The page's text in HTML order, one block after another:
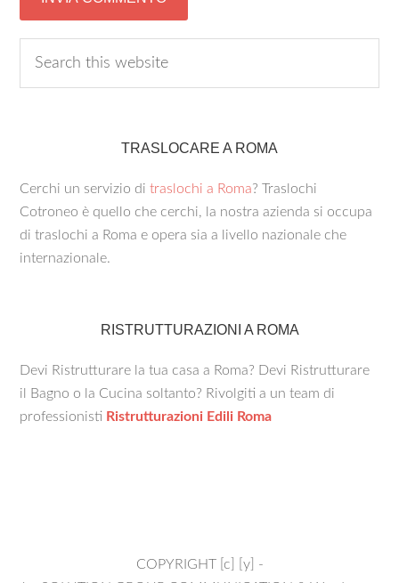
TRASLOCARE A ROMA
Cerchi un servizio ditraslochi a Roma? Traslochi
Cotroneo è quello che cerchi, la nostra azienda si occupa
di traslochi a Roma e opera sia a livello nazionale che
internazionale.
RISTRUTTURAZIONI A ROMA
Devi Ristrutturare la tua casa a Roma? Devi Ristrutturare
il Bagno o la Cucina soltanto? Rivolgiti a un team di
professionisti Ristrutturazioni Edili Roma
COPYRIGHT [c] [y] -